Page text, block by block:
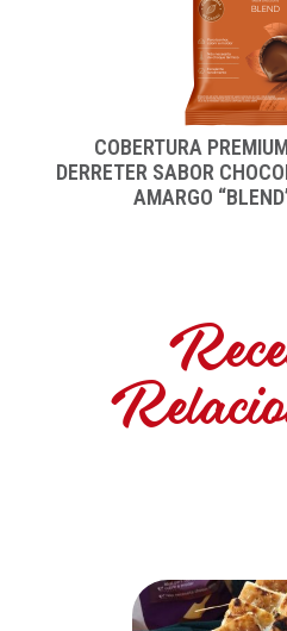
COBERTURA
DERRETER SABOR
AMARGO